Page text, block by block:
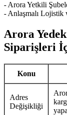
- Arora Yetkili
- Anlaşmalı Lojistik
Arora
Siparişleri
Konu
Adres
Değişikliği